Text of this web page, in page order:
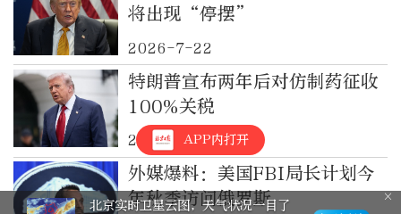
将出现“停摆”
2026-7-22
特朗普宣布两年后对仿制药征收
100%关税
2026-7-22
外媒爆料：美国FBI局长计划今
年秋季访问俄罗斯
APP内打开
北京实时卫星云图，天气状况一目了